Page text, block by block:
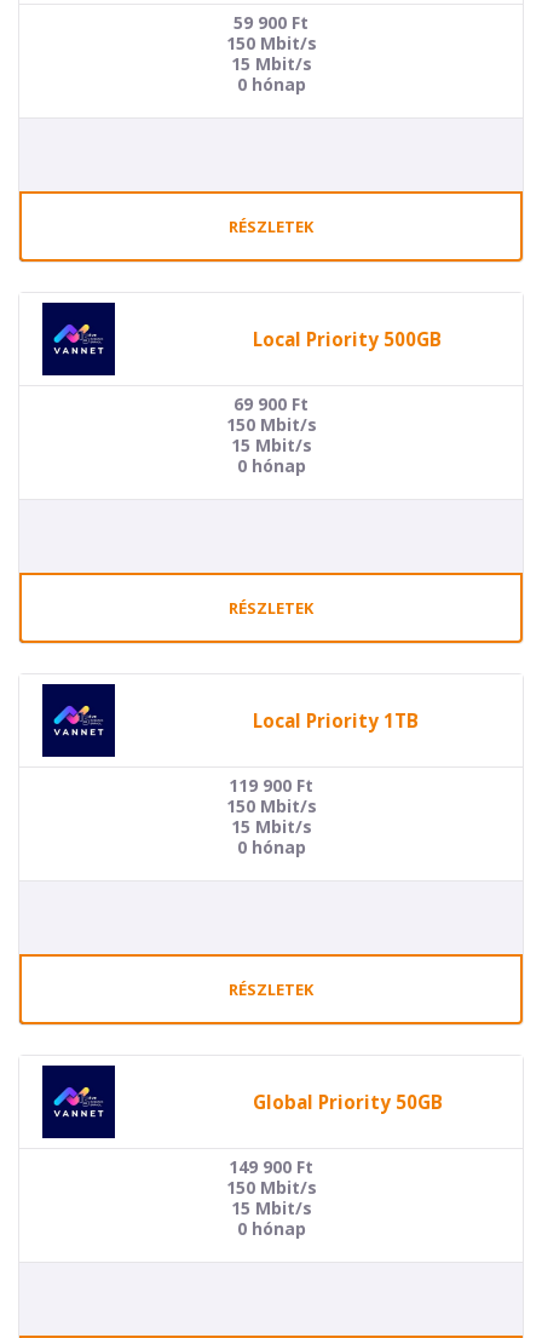
59 900 Ft
150 Mbit/s
15 Mbit/s
0 hónap
RÉSZLETEK
Local Priority 500GB
69 900 Ft
150 Mbit/s
15 Mbit/s
0 hónap
RÉSZLETEK
Local Priority 1TB
119 900 Ft
150 Mbit/s
15 Mbit/s
0 hónap
RÉSZLETEK
Global Priority 50GB
149 900 Ft
150 Mbit/s
15 Mbit/s
0 hónap